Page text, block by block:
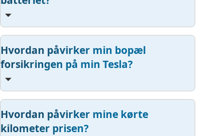
Hvordan påvirker min bopæl
forsikringen på min Tesla?
Hvordan påvirker mine kørte
kilometer prisen?